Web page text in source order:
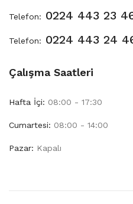
Telefon: 0224 443 23
Telefon: 0224 443 24
Çalışma Saatleri
Hafta İçi: 08:00 - 17:30
Cumartesi: 08:00 - 14:00
Pazar: Kapalı